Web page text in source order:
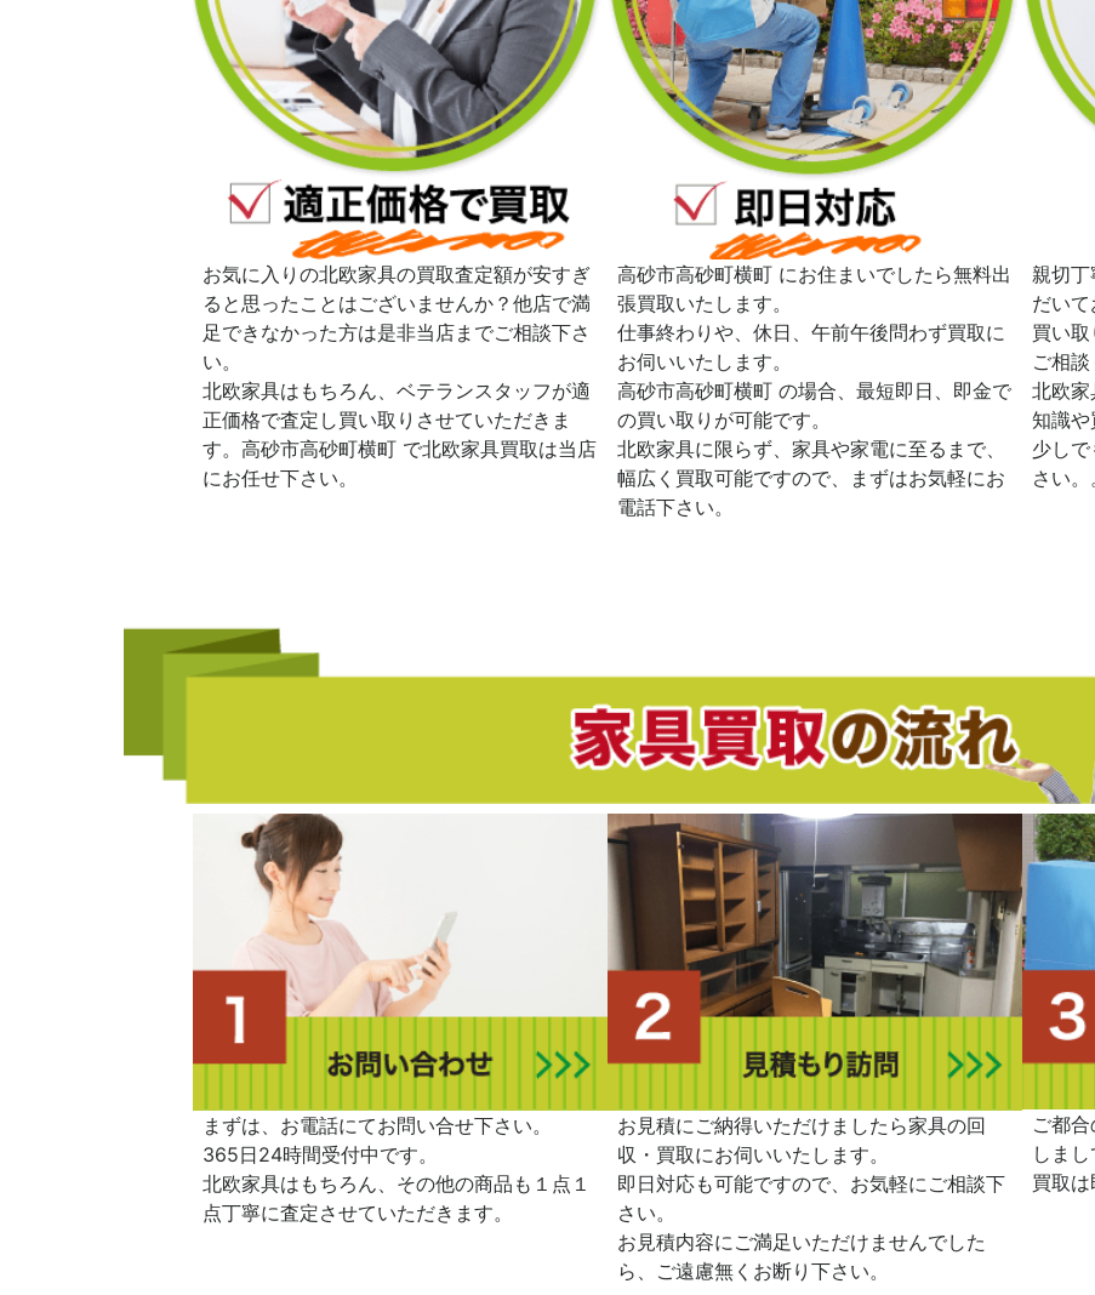
お気に入りの北欧家具の買取査定額が安すぎ
ると思ったことはございませんか？他店で満
足できなかった方は是非当店までご相談下さ
い。
北欧家具はもちろん、ベテランスタッフが適
正価格で査定し買い取りさせていただきま
す。高砂市高砂町横町 で北欧家具買取は当店
にお任せ下さい。
高砂市高砂町横町 にお住まいでしたら無料出
張買取いたします。
仕事終わりや、休日、午前午後問わず買取に
お伺いいたします。
高砂市高砂町横町 の場合、最短即日、即金で
の買い取りが可能です。
北欧家具に限らず、家具や家電に至るまで、
幅広く買取可能ですので、まずはお気軽にお
電話下さい。
親切丁
だいて
買い
ご相談
北欧
知識
少し
さい。
まずは、お電話にてお問い合せ下さい。
365日24時間受付中です。
北欧家具はもちろん、その他の商品も１点１
点丁寧に査定させていただきます。
お見積にご納得いただけましたら家具の回
収・買取にお伺いいたします。
即日対応も可能ですので、お気軽にご相談下
さい。
お見積内容にご満足いただけませんでした
ら、ご遠慮無くお断り下さい。
ご都
しま
買取は